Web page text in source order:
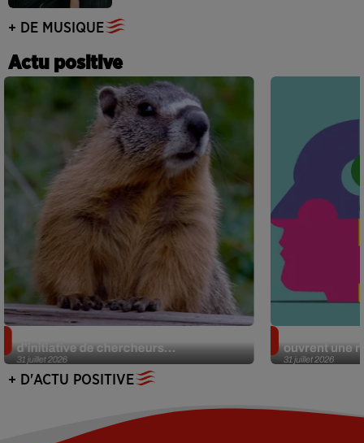
+ DE MUSIQUE
Actu positive
31 juillet 2026
d’initiative de chercheurs...
31 juillet 2026
ouvrent une
+ D'ACTU POSITIVE